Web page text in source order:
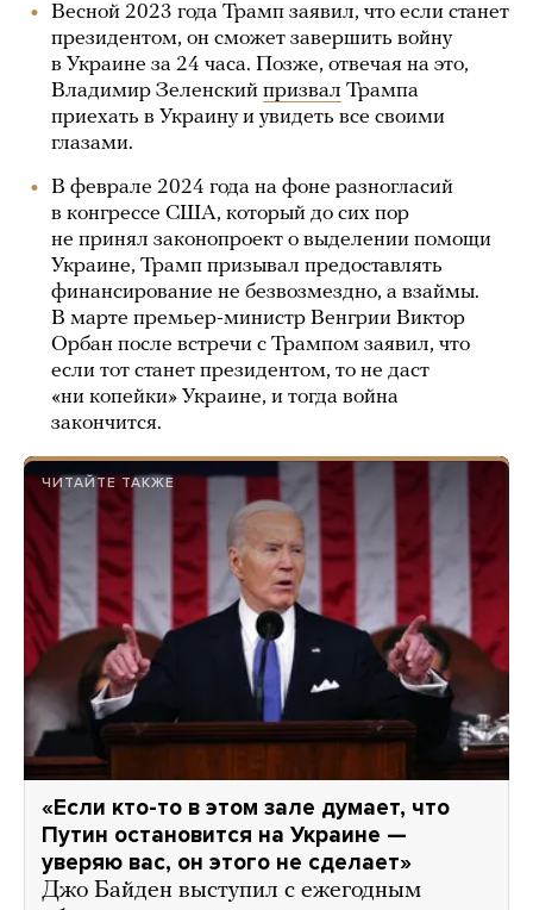
Весной 2023 года Трамп заявил, что если станет
президентом, он сможет завершить войну
в Украине за 24 часа. Позже, отвечая на это,
Владимир Зеленский призвал Трампа
приехать в Украину и увидеть все своими
глазами.
В феврале 2024 года на фоне разногласий
в конгрессе США, который до сих пор
не принял законопроект о выделении помощи
Украине, Трамп призывал предоставлять
финансирование не безвозмездно, а взаймы.
В марте премьер-министр Венгрии Виктор
Орбан после встречи с Трампом заявил, что
если тот станет президентом, то не даст
«ни копейки» Украине, и тогда война
закончится.
ЧИТАЙТЕ ТАКЖЕ
«Если кто-то в этом зале думает, что
Путин остановится на Украине —
уверяю вас, он этого не сделает»
Джо Байден выступил с ежегодным